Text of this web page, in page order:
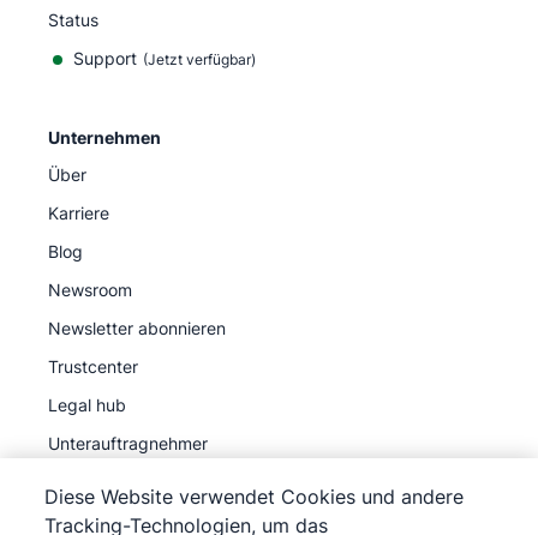
Status
Support (Jetzt verfügbar)
Unternehmen
Über
Karriere
Blog
Newsroom
Newsletter abonnieren
Trustcenter
Legal hub
Unterauftragnehmer
Diese Website verwendet Cookies und andere
Tracking-Technologien, um das